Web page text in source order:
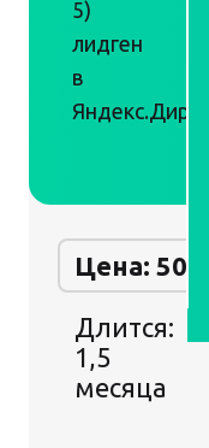
5)
лидген
в
Цена: 50
Длится:
1,5
месяца